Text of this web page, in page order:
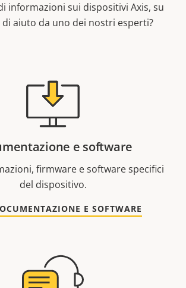
informazioni sui dispositivi Axis, su
aiuto da uno dei nostri esperti?
e software
firmware e software specifici
del dispositivo.
E SOFTWARE